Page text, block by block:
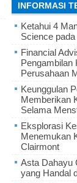
INFORMASI
Ketahui 4
Science
Financial
Pengambilan
Perusahaan
Keunggulan
Memberikan
Selama
Eksplorasi
Menemukan
Clairmont
Asta Dahayu
yang Handal